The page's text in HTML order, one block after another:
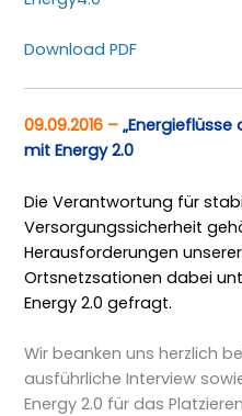
Download PDF
09.09.2016 –
mit Energy 2.0
Die Verantwortung für
Versorgungssicherheit
Herausforderungen
Ortsnetzsationen dabei
Energy 2.0 gefragt.
Wir beanken uns herzlich
ausführliche Interview
Energy 2.0 für das